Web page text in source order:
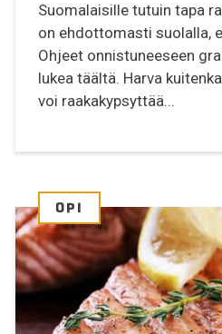
Suomalaisille tutuin tapa
on ehdottomasti suolalla,
Ohjeet onnistuneeseen
lukea täältä. Harva
voi raakakypsyttää...
OPI